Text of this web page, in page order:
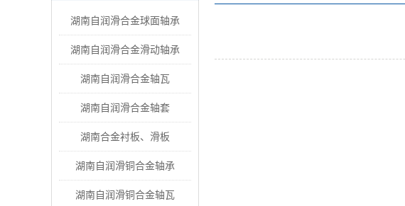
湖南自润滑合金球面轴承
湖南自润滑合金滑动轴承
湖南自润滑合金轴瓦
湖南自润滑合金轴套
湖南合金衬板、滑板
湖南自润滑铜合金轴承
湖南自润滑铜合金轴瓦